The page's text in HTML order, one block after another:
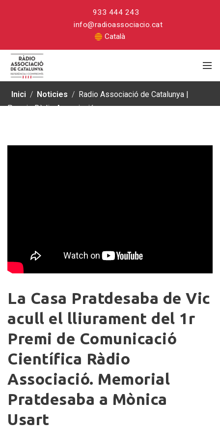
933 444 243
info@radioassociacio.cat
Català
Inici / Noticies / Radio Associació de Catalunya |
Premis Ràdio Associació
Casa
Pratdesaba
de
Vic
acull
el
lliurament
del
1r
Premi
de
La Casa Pratdesaba de Vic
acull el lliurament del 1r
Premi de Comunicació
Científica Ràdio
Associació. Memorial
Pratdesaba a Mònica
Usart